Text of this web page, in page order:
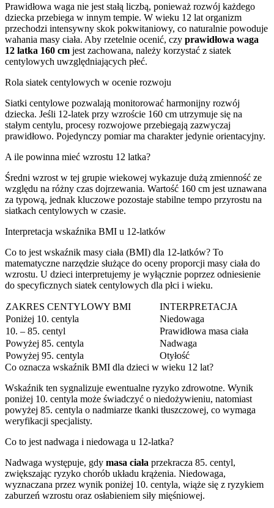
Prawidłowa waga nie jest stałą liczbą, ponieważ rozwój każdego
dziecka przebiega w innym tempie. W wieku 12 lat organizm
przechodzi intensywny skok pokwitaniowy, co naturalnie powoduje
wahania masy ciała. Aby rzetelnie ocenić, czy prawidłowa waga
12 latka 160 cm jest zachowana, należy korzystać z siatek
centylowych uwzględniających płeć.
Rola siatek centylowych w ocenie rozwoju
Siatki centylowe pozwalają monitorować harmonijny rozwój
dziecka. Jeśli 12-latek przy wzroście 160 cm utrzymuje się na
stałym centylu, procesy rozwojowe przebiegają zazwyczaj
prawidłowo. Pojedynczy pomiar ma charakter jedynie orientacyjny.
A ile powinna mieć wzrostu 12 latka?
Średni wzrost w tej grupie wiekowej wykazuje dużą zmienność ze
względu na różny czas dojrzewania. Wartość 160 cm jest uznawana
za typową, jednak kluczowe pozostaje stabilne tempo przyrostu na
siatkach centylowych w czasie.
Interpretacja wskaźnika BMI u 12-latków
Co to jest wskaźnik masy ciała (BMI) dla 12-latków? To
matematyczne narzędzie służące do oceny proporcji masy ciała do
wzrostu. U dzieci interpretujemy je wyłącznie poprzez odniesienie
do specyficznych siatek centylowych dla płci i wieku.
ZAKRES CENTYLOWY BMI
INTERPRETACJA
Poniżej 10. centyla
Niedowaga
10. – 85. centyl
Prawidłowa masa ciała
Powyżej 85. centyla
Nadwaga
Powyżej 95. centyla
Otyłość
Co oznacza wskaźnik BMI dla dzieci w wieku 12 lat?
Wskaźnik ten sygnalizuje ewentualne ryzyko zdrowotne. Wynik
poniżej 10. centyla może świadczyć o niedożywieniu, natomiast
powyżej 85. centyla o nadmiarze tkanki tłuszczowej, co wymaga
weryfikacji specjalisty.
Co to jest nadwaga i niedowaga u 12-latka?
Nadwaga występuje, gdy masa ciała przekracza 85. centyl,
zwiększając ryzyko chorób układu krążenia. Niedowaga,
wyznaczana przez wynik poniżej 10. centyla, wiąże się z ryzykiem
zaburzeń wzrostu oraz osłabieniem siły mięśniowej.